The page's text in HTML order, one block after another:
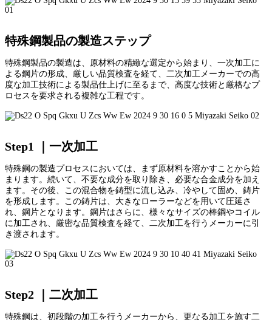
特殊鋼製品の製造ステップ
特殊鋼製品の製造は、原材料の精緻な選定から始まり、一次加工に
よる鋼片の形成、厳しい品質検査を経て、二次加工メーカーでの高
度な加工技術による製品仕上げに至るまで、高度な技術と厳格なプ
ロセスを要求される複雑な工程です。
Step1 ｜一次加工
特殊鋼の製造プロセスにおいては、まず原材料を溶かすことから始
まります。続いて、不要な成分を取り除き、必要な合金成分を加え
ます。その後、この混合物を鋳型に流し込み、冷やして固め、鋳片
を形成します。この鋳片は、大きなローラーなどを用いて圧延さ
れ、鋼片となります。鋼片はさらに、様々なサイズの棒鋼やコイル
に加工され、厳密な品質検査を経て、二次加工を行うメーカーに引
き渡されます。
Step2 ｜二次加工
特殊鋼は、初段階の加工を行うメーカーから、更なる加工を施す二